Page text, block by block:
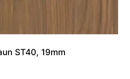
ST40, 19mm